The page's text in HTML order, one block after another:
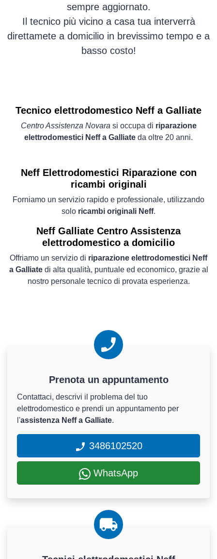
sempre aggiornato.
Il tecnico più vicino a casa tua interverrà
direttamete a domicilio in brevissimo tempo e a
basso costo!
Tecnico elettrodomestico Neff a Galliate
Centro Assistenza Novara si occupa di riparazione
elettrodomestici Neff a Galliate da oltre 20 anni.
Neff Elettrodomestici Riparazione con
ricambi originali
Forniamo un servizio rapido e professionale, utilizzando
solo ricambi originali Neff.
Neff Galliate Centro Assistenza
elettrodomestico a domicilio
Offriamo un servizio di riparazione elettrodomestici Neff
a Galliatedi alta qualità, puntuale ed economico, grazie al
nostro personale tecnico di provata esperienza.
Prenota un appuntamento
Contattaci, descrivi il problema del tuo
elettrodomestico e prendi un appuntamento per
l'assistenza Neff a Galliate.
3486102520
WhatsApp